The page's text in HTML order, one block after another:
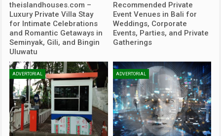
theislandhouses.com –
Luxury Private Villa Stay
for Intimate Celebrations
and Romantic Getaways in
Seminyak, Gili, and Bingin
Uluwatu
Recommended Private
Event Venues in Bali for
Weddings, Corporate
Events, Parties, and Private
Gatherings
ADVERTORIAL ADVERTORIAL